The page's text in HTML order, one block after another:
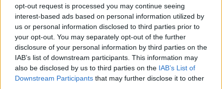
opt-out request is processed you may continue seeing
interest-based ads based on personal information utilized by
us or personal information disclosed to third parties prior to
your opt-out. You may separately opt-out of the further
disclosure of your personal information by third parties on the
IAB’s list of downstream participants. This information may
also be disclosed by us to third parties on the IAB’s List of
Downstream Participants that may further disclose it to other
E-mail cím
Feliratkozom a hírlevélre és elfogadom azadatvédelmi
szabályzatot!
FELIRATKOZÁS